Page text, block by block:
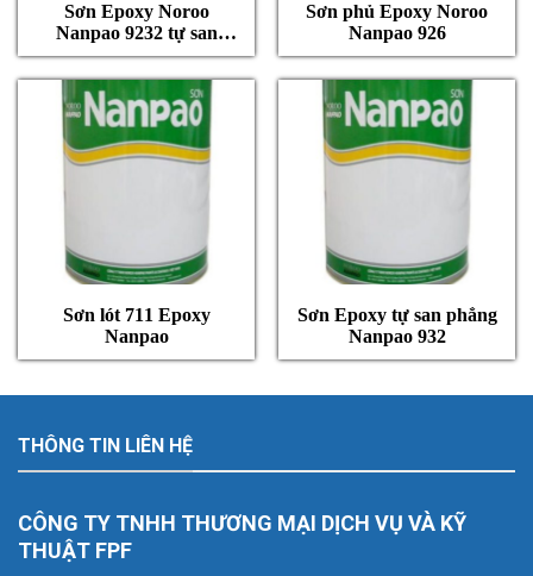
Sơn Epoxy Noroo
Nanpao 9232 tự san
phẳng
Sơn phủ Epoxy Noroo
Nanpao 926
Sơn lót 711 Epoxy
Nanpao
Sơn Epoxy tự san phẳng
Nanpao 932
THÔNG TIN LIÊN HỆ
CÔNG TY TNHH THƯƠNG MẠI DỊCH VỤ VÀ KỸ
THUẬT FPF